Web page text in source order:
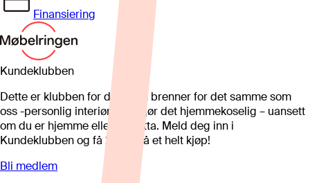
Finansiering
Kundeklubben
Dette er klubben for deg som brenner for det samme som
oss -personlig interiør som gjør det hjemmekoselig – uansett
om du er hjemme eller på hytta. Meld deg inn i
Kundeklubben og få 25%* på et helt kjøp!
Bli medlem